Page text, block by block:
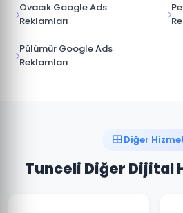
Ovacık Google Ads
Reklamları
Pülümür Google Ads
Reklamları
Diğer
Tunceli Diğer Dijital